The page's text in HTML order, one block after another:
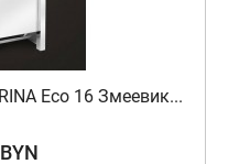
Eco 16 Змеевик...